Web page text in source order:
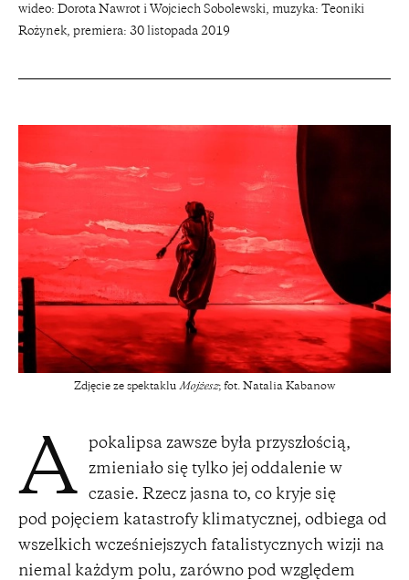
wideo: Dorota Nawrot i Wojciech Sobolewski, muzyka: Teoniki
Rożynek, premiera: 30 listopada 2019
Zdjęcie ze spektaklu Mojżesz; fot. Natalia Kabanow
A
pokalipsa zawsze była przyszłością,
zmieniało się tylko jej oddalenie w
czasie. Rzecz jasna to, co kryje się
pod pojęciem katastrofy klimatycznej, odbiega od
wszelkich wcześniejszych fatalistycznych wizji na
niemal każdym polu, zarówno pod względem